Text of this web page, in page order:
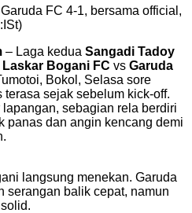
FC 4-1, bersama official,
– Laga kedua Sangadi Tadoy
Laskar Bogani FC vs Garuda
Bokol, Selasa sore
terasa sejak sebelum kick-off.
sebagian rela berdiri
panas dan angin kencang demi
langsung menekan. Garuda
serangan balik cepat, namun